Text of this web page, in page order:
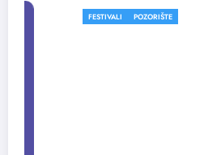
POZORIŠTE